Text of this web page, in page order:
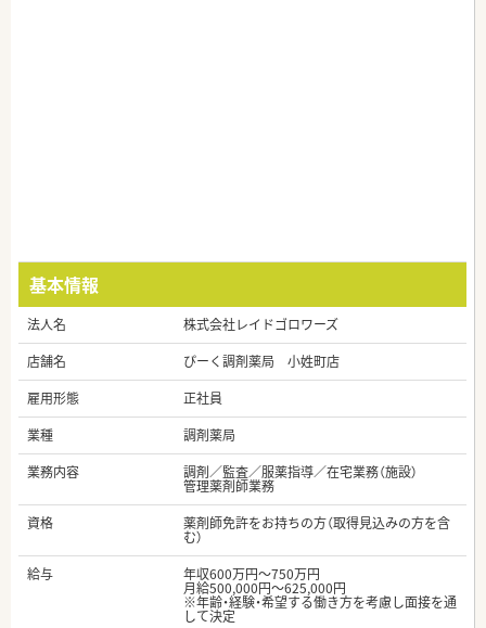
基本情報
法人名
株式会社レイドゴロワーズ
店舗名
ぴーく調剤薬局 小姓町店
雇用形態
正社員
業種
調剤薬局
業務内容
調剤／監査／服薬指導／在宅業務（施設）
管理薬剤師業務
資格
薬剤師免許をお持ちの方（取得見込みの方を含
む）
給与
年収600万円～750万円
月給500,000円～625,000円
※年齢・経験・希望する働き方を考慮し面接を通
して決定